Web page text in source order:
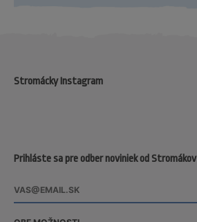
Prihláste sa pre odber noviniek od Stromákov
Stromácky Instagram